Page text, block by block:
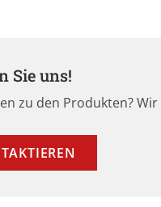
Sie uns!
zu den Produkten?